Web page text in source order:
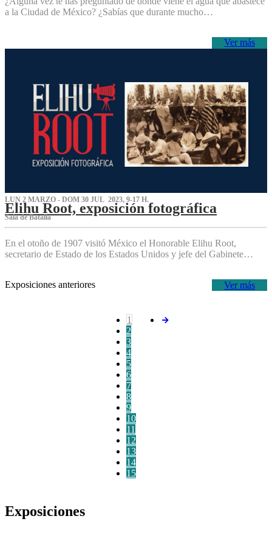
a la Ciudad de México? ¿Sabías que durante mucho…
Ver más
LUN 2 MARZO - DOM 30 JUL 2023, 9-17 H.
Elihu Root, exposición fotográfica
Sala de Batalla
En el otoño de 1907 visitó México el Honorable Elihu Root,
secretario de Estado de los Estados Unidos y jefe del Gabinete…
Ver más
Exposiciones anteriores
1
2
3
4
5
6
7
8
9
10
11
12
13
14
15
Exposiciones